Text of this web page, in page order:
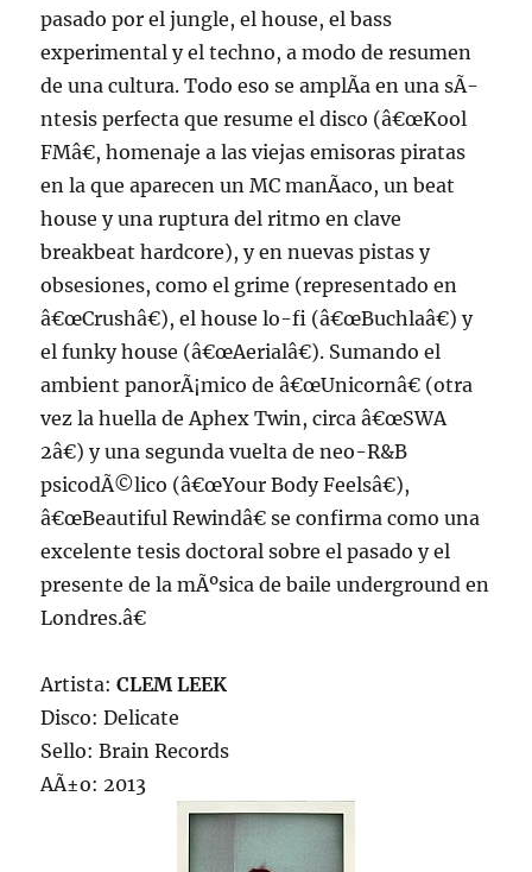
pasado por el jungle, el house, el bass
experimental y el techno, a modo de resumen
de una cultura. Todo eso se amplÃ­a en una sÃ­
ntesis perfecta que resume el disco (â€œKool
FMâ€, homenaje a las viejas emisoras piratas
en la que aparecen un MC manÃ­aco, un beat
house y una ruptura del ritmo en clave
breakbeat hardcore), y en nuevas pistas y
obsesiones, como el grime (representado en
â€œCrushâ€), el house lo-fi (â€œBuchlaâ€) y
el funky house (â€œAerialâ€). Sumando el
ambient panorÃ¡mico de â€œUnicornâ€ (otra
vez la huella de Aphex Twin, circa â€œSWA
2â€) y una segunda vuelta de neo-R&B
psicodÃ©lico (â€œYour Body Feelsâ€),
â€œBeautiful Rewindâ€ se confirma como una
excelente tesis doctoral sobre el pasado y el
presente de la mÃºsica de baile underground en
Londres.â€
Artista:CLEM LEEK
Disco: Delicate
Sello: Brain Records
AÃ±o: 2013